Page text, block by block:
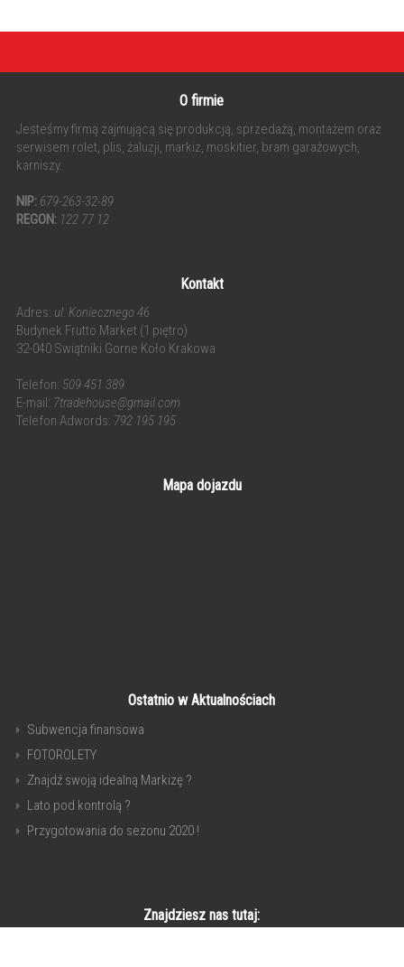
O firmie
Jesteśmy firmą zajmującą się produkcją, sprzedażą, montażem oraz
serwisem rolet, plis, żaluzji, markiz, moskitier, bram garażowych,
karniszy.
NIP: 679-263-32-89
REGON: 122 77 12
Kontakt
Adres: ul. Koniecznego 46
Budynek Frutto Market (1 piętro)
32-040 Swiątniki Gorne Koło Krakowa
Telefon: 509 451 389
E-mail: 7tradehouse@gmail.com
Telefon Adwords: 792 195 195
Mapa dojazdu
Ostatnio w Aktualnościach
Subwencja finansowa
FOTOROLETY
Znajdź swoją idealną Markizę ?
Lato pod kontrolą ?
Przygotowania do sezonu 2020 !
Znajdziesz nas tutaj: